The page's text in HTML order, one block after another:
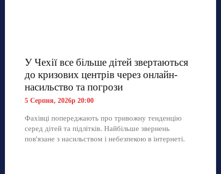
У Чехії все більше дітей звертаються
до кризових центрів через онлайн-
насильство та погрози
5 Серпня, 2026р 20:00
Фахівці попереджають про тривожну тенденцію
серед дітей та підлітків. Найбільше звернень
пов'язане з насильством і небезпекою в інтернеті.